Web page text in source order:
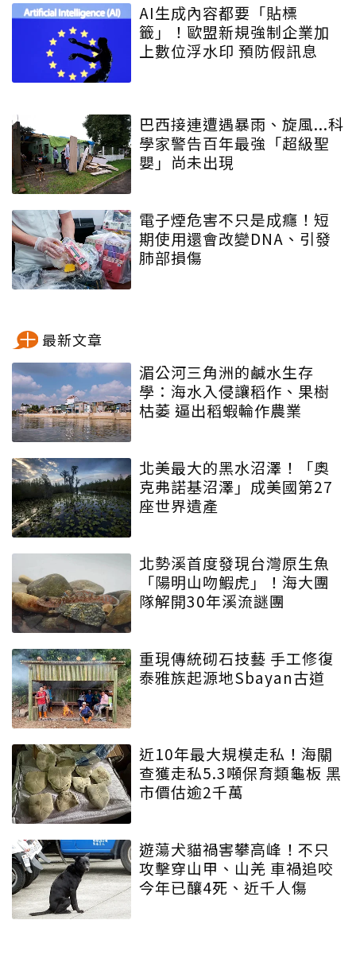
AI生成內容都要「貼標
籤」！歐盟新規強制企業加
上數位浮水印 預防假訊息
巴西接連遭遇暴雨、旋風...科
學家警告百年最強「超級聖
嬰」尚未出現
電子煙危害不只是成癮！短
期使用還會改變DNA、引發
肺部損傷
最新文章
湄公河三角洲的鹹水生存
學：海水入侵讓稻作、果樹
枯萎 逼出稻蝦輪作農業
北美最大的黑水沼澤！「奧
克弗諾基沼澤」成美國第27
座世界遺產
北勢溪首度發現台灣原生魚
「陽明山吻鰕虎」！海大團
隊解開30年溪流謎團
重現傳統砌石技藝 手工修復
泰雅族起源地Sbayan古道
近10年最大規模走私！海關
查獲走私5.3噸保育類龜板 黑
市價估逾2千萬
遊蕩犬貓禍害攀高峰！不只
攻擊穿山甲、山羌 車禍追咬
今年已釀4死、近千人傷